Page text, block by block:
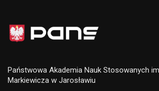
Państwowa Akademia Nauk Stosowanych
Markiewicza w Jarosławiu